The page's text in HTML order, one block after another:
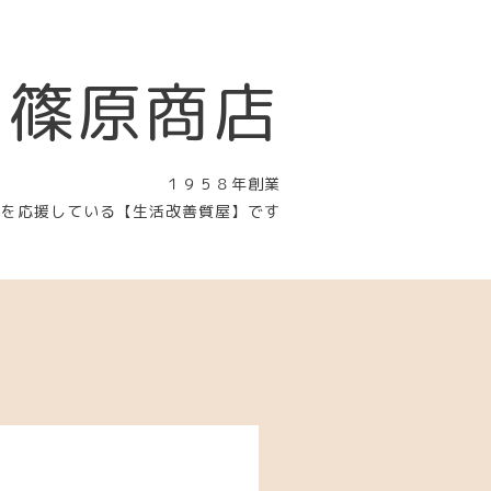
原商店
１９５８年創業
応援している【生活改善質屋】です